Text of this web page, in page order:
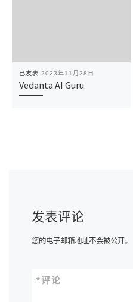
已发表 2023年11月28日
Vedanta AI Guru
发表评论
您的电子邮箱地址不会被公开。
评论
*